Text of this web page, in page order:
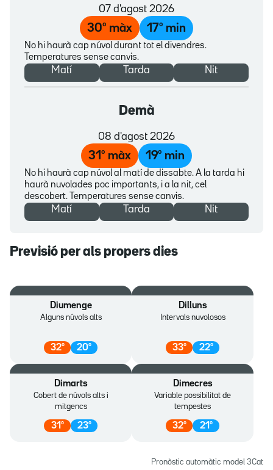
07 d'agost 2026
30º màx 17º min
No hi haurà cap núvol durant tot el divendres.
Temperatures sense canvis.
Matí Tarda Nit
Demà
08 d'agost 2026
31º màx 19º min
No hi haurà cap núvol al matí de dissabte. A la tarda hi
haurà nuvolades poc importants, i a la nit, cel
descobert. Temperatures sense canvis.
Matí Tarda Nit
Previsió per als propers dies
Diumenge
Alguns núvols alts
32º 20º
Dilluns
Intervals nuvolosos
33º 22º
Dimarts
Cobert de núvols alts i
mitgencs
31 º 23º
Dimecres
Variable possibilitat de
tempestes
32º 21 º
Pronòstic automàtic model 3Cat